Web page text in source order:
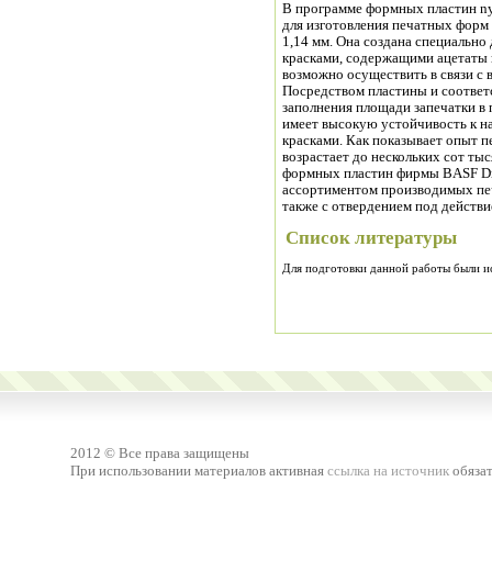
В программе формных пластин
для изготовления печатных
1,14 мм. Она создана специально
красками, содержащими
возможно осуществить в связи с
Посредством пластины и
заполнения площади запечатки
имеет высокую устойчивость к
красками. Как показывает опыт
возрастает до нескольких сот
формных пластин фирмы BASF
ассортиментом производимых
также с отвердением под
Список литературы
Для подготовки данной работы были
2012 © Все права защищены
При использовании материалов активная ссылка на источник